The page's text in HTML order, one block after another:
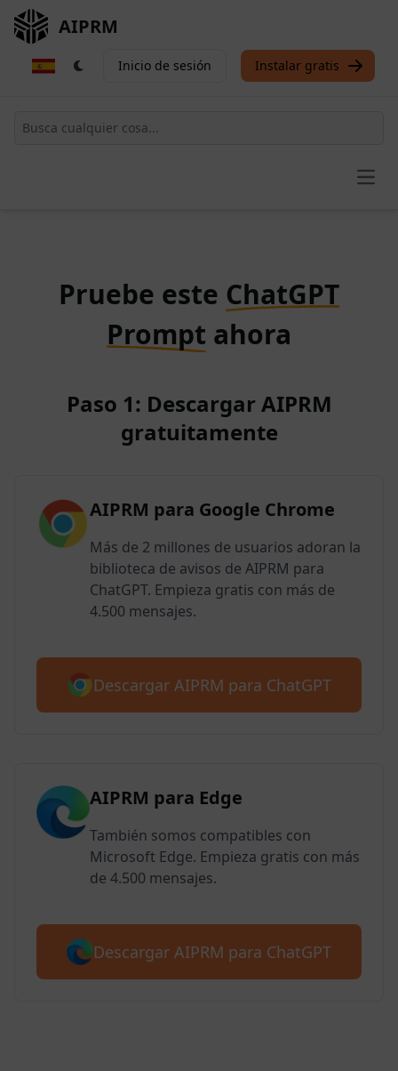
AIPRM
Inicio de sesión Instalar gratis
Pruebe este ChatGPT
Prompt ahora
Paso 1: Descargar AIPRM
gratuitamente
AIPRM para Google Chrome
Más de 2 millones de usuarios adoran la
biblioteca de avisos de AIPRM para
ChatGPT. Empieza gratis con más de
4.500 mensajes.
Descargar AIPRM para ChatGPT
AIPRM para Edge
También somos compatibles con
Microsoft Edge. Empieza gratis con más
de 4.500 mensajes.
Descargar AIPRM para ChatGPT